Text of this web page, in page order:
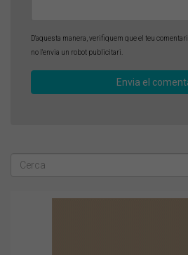
D'aquesta manera, verifiquem que el teu comentari
no l'envia un robot publicitari.